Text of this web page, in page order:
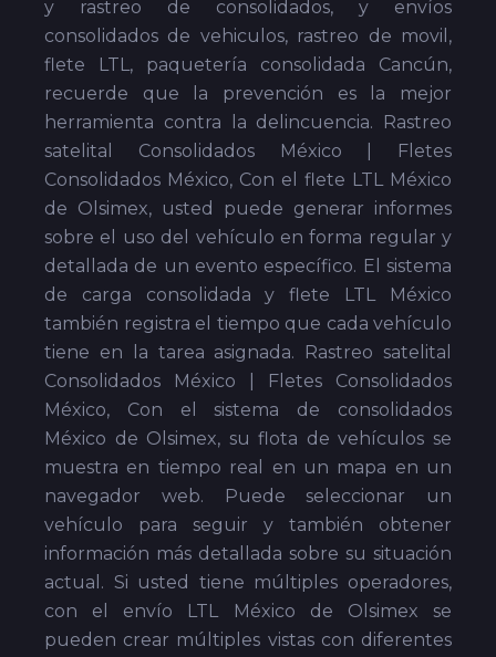
y rastreo de consolidados, y envíos
consolidados de vehiculos, rastreo de movil,
flete LTL, paquetería consolidada Cancún,
recuerde que la prevención es la mejor
herramienta contra la delincuencia. Rastreo
satelital Consolidados México | Fletes
Consolidados México, Con el flete LTL México
de Olsimex, usted puede generar informes
sobre el uso del vehículo en forma regular y
detallada de un evento específico. El sistema
de carga consolidada y flete LTL México
también registra el tiempo que cada vehículo
tiene en la tarea asignada. Rastreo satelital
Consolidados México | Fletes Consolidados
México, Con el sistema de consolidados
México de Olsimex, su flota de vehículos se
muestra en tiempo real en un mapa en un
navegador web. Puede seleccionar un
vehículo para seguir y también obtener
información más detallada sobre su situación
actual. Si usted tiene múltiples operadores,
con el envío LTL México de Olsimex se
pueden crear múltiples vistas con diferentes